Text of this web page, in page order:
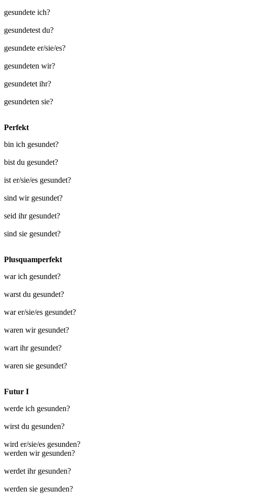
gesundete ich?
gesundetest du?
gesundete er/sie/es?
gesundeten wir?
gesundetet ihr?
gesundeten sie?
Perfekt
bin ich gesundet?
bist du gesundet?
ist er/sie/es gesundet?
sind wir gesundet?
seid ihr gesundet?
sind sie gesundet?
Plusquamperfekt
war ich gesundet?
warst du gesundet?
war er/sie/es gesundet?
waren wir gesundet?
wart ihr gesundet?
waren sie gesundet?
Futur I
werde ich gesunden?
wirst du gesunden?
wird er/sie/es gesunden?
werden wir gesunden?
werdet ihr gesunden?
werden sie gesunden?